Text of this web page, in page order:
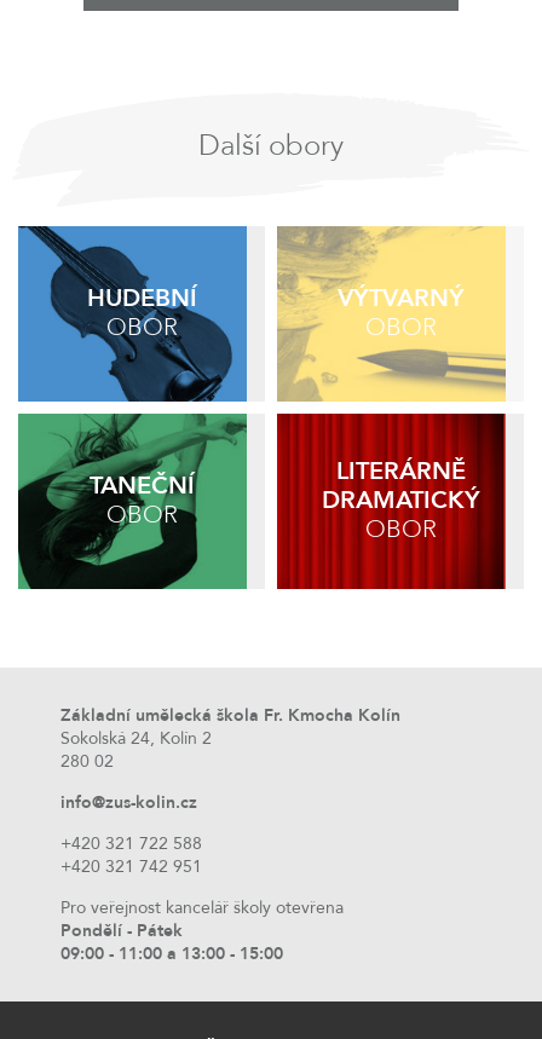
Další obory
HUDEBNÍ
OBOR
VÝTVARNÝ
OBOR
TANEČNÍ
OBOR
LITERÁRNĚ
DRAMATICKÝ
OBOR
Základní umělecká škola Fr. Kmocha Kolín
Sokolská 24, Kolín 2
280 02
info@zus-kolin.cz
+420 321 722 588
+420 321 742 951
Pro veřejnost kancelář školy otevřena
Pondělí - Pátek
09:00 - 11:00 a 13:00 - 15:00